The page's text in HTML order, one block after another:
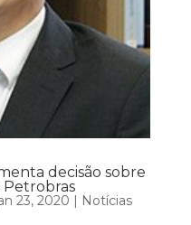
decisão sobre
23, 2020 | Notícias